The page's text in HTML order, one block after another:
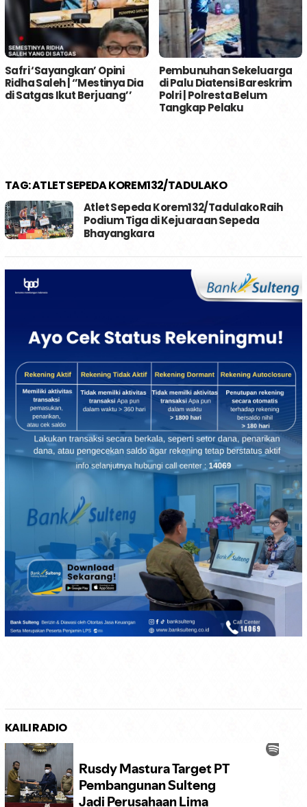
Safri ‘Sayangkan’ Opini
Ridha Saleh | ‘’Mestinya Dia
di Satgas Ikut Berjuang’’
Pembunuhan Sekeluarga
di Palu Diatensi Bareskrim
Polri | Polresta Belum
Tangkap Pelaku
TAG:ATLET SEPEDA KOREM132/TADULAKO
Atlet Sepeda Korem132/Tadulako Raih
Podium Tiga di Kejuaraan Sepeda
Bhayangkara
KAILI RADIO